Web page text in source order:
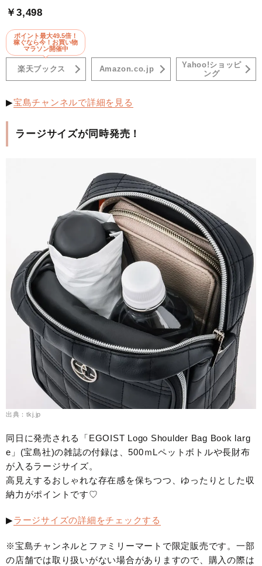
￥3,498
ポイント最大49.5倍！
稼ぐなら今！お買い物
マラソン開催中
楽天ブックス Amazon.co.jp
Yahoo!ショッピ
ング
▶宝島チャンネルで詳細を見る
ラージサイズが同時発売！
出典：tkj.jp
同日に発売される「EGOIST Logo Shoulder Bag Book larg
e」(宝島社)の雑誌の付録は、500ｍLペットボトルや長財布
が入るラージサイズ。
高見えするおしゃれな存在感を保ちつつ、ゆったりとした収
納力がポイントです♡
▶ラージサイズの詳細をチェックする
※宝島チャンネルとファミリーマートで限定販売です。一部
の店舗では取り扱いがない場合がありますので、購入の際は